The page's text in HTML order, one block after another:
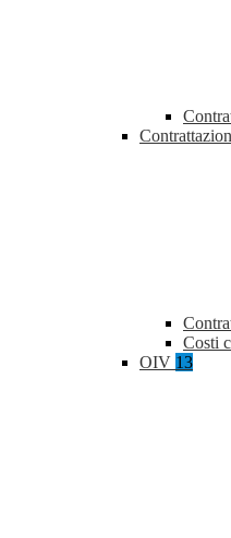
Costi
OIV 13